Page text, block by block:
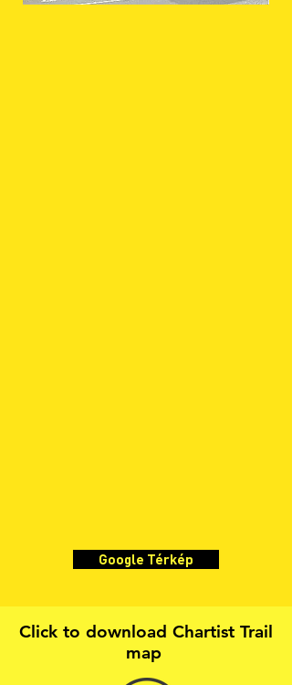
Google Térkép
Click to download Chartist Trail
map